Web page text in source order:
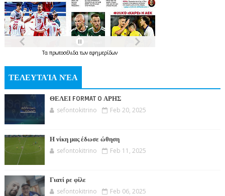
Τα πρωτοσέλιδατων εφημερίδων
ΤΕΛΕΥΤΑΊΑ ΝΈΑ
ΘΕΛΕΙ FORMAT O ΑΡΗΣ
sefontokitrino Feb 20, 2025
Η νίκη μας έδωσε ώθηση
sefontokitrino Feb 11, 2025
Γιατί ρε φίλε
sefontokitrino Feb 06, 2025